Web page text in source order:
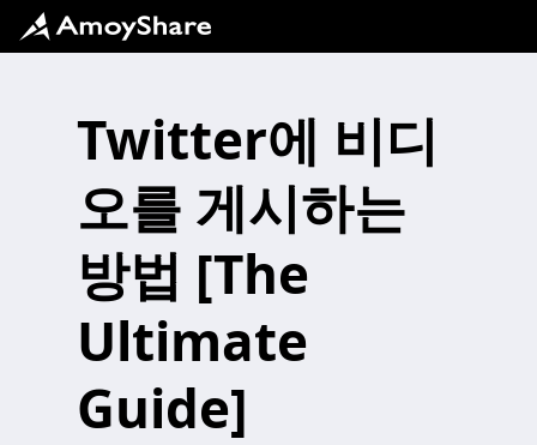
Twitter에 비디
오를 게시하는
방법 [The
Ultimate
Guide]